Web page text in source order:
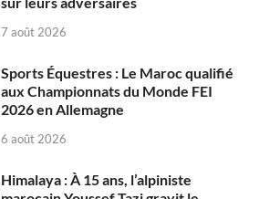
7 août 2026
Sports Équestres : Le Maroc qualifié
aux Championnats du Monde FEI
2026 en Allemagne
6 août 2026
Himalaya : À 15 ans, l’alpiniste